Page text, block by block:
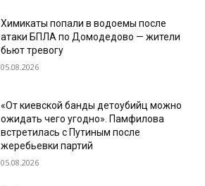
Химикаты попали в водоемы после
атаки БПЛА по Домодедово — жители
бьют тревогу
05.08.2026
«От киевской банды детоубийц можно
ожидать чего угодно». Памфилова
встретилась с Путиным после
жеребьевки партий
05.08.2026